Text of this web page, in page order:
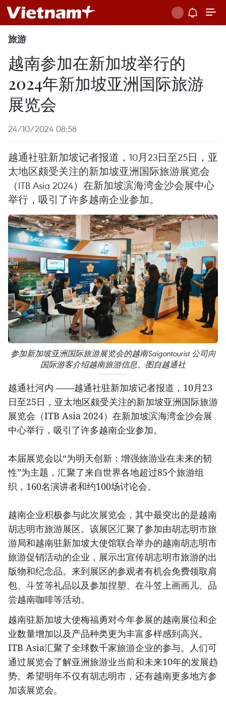
旅游
越南参加在新加坡举行的
2024年新加坡亚洲国际旅游
展览会
24/10/2024 08:58
越通社驻新加坡记者报道，10月23日至25日，亚
太地区颇受关注的新加坡亚洲国际旅游展览会
（ITB Asia 2024）在新加坡滨海湾金沙会展中心
举行，吸引了许多越南企业参加。
参加新加坡亚洲国际旅游展览会的越南Saigontourist 公司向
国际游客介绍越南旅游信息。图自越通社
越通社河内 ——越通社驻新加坡记者报道，10月23
日至25日，亚太地区颇受关注的新加坡亚洲国际旅游
展览会（ITB Asia 2024）在新加坡滨海湾金沙会展
中心举行，吸引了许多越南企业参加。
本届展览会以“为明天创新：增强旅游业在未来的韧
性”为主题，汇聚了来自世界各地超过85个旅游组
织，160名演讲者和约100场讨论会。
越南企业积极参与此次展览会，其中最突出的是越南
胡志明市旅游展区。该展区汇聚了参加由胡志明市旅
游局和越南驻新加坡大使馆联合举办的越南胡志明市
旅游促销活动的企业，展示出宣传胡志明市旅游的出
版物和纪念品。来到展区的参观者有机会免费领取肩
包、斗笠等礼品以及参加捏塑、在斗笠上画画儿、品
尝越南咖啡等活动。
越南驻新加坡大使梅福勇对今年参展的越南展位和企
业数量增加以及产品种类更为丰富多样感到高兴。
ITB Asia汇聚了全球数千家旅游企业的参与。人们可
通过展览会了解亚洲旅游业当前和未来10年的发展趋
势。希望明年不仅有胡志明市，还有越南更多地方参
加该展览会。